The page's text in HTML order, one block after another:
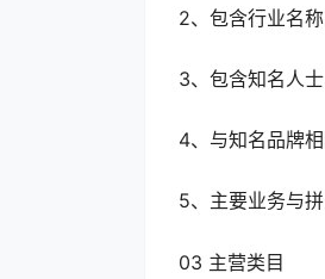
2、包含行业名
3、包含知名人士
4、与知名品牌相
5、主要业务与
03 主营类目